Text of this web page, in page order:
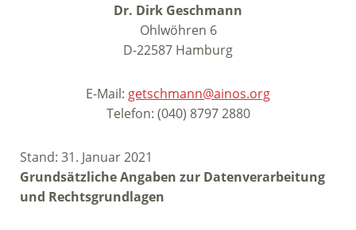
Dr. Dirk Geschmann
Ohlwöhren 6
D-22587 Hamburg
E-Mail: getschmann@ainos.org
Telefon: (040) 8797 2880
Stand: 31. Januar 2021
Grundsätzliche Angaben zur Datenverarbeitung
und Rechtsgrundlagen